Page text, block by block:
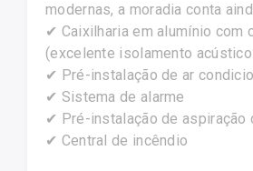
modernas, a moradia conta
✔ Caixilharia em alumínio com
(excelente isolamento
✔ Pré-instalação de ar
✔ Sistema de alarme
✔ Pré-instalação de aspiração
✔ Central de incêndio